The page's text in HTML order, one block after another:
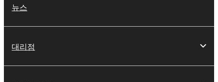
뉴스
대리점